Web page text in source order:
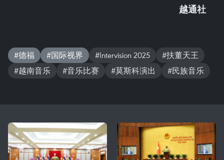
越通社
#德福 #国际视界 #Intervision 2025
#扶董天王
#越南音乐
#音乐比赛 #莫斯科演出 #民族音乐